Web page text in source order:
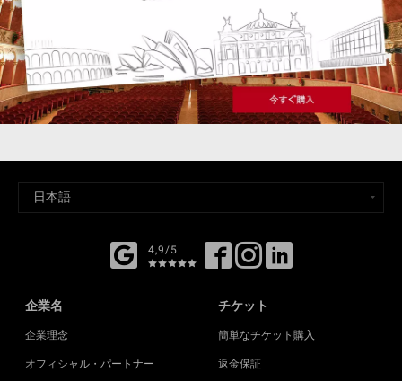
4,9/5
企業名
企業理念
オフィシャル・パートナー
チケット
簡単なチケット購入
返金保証